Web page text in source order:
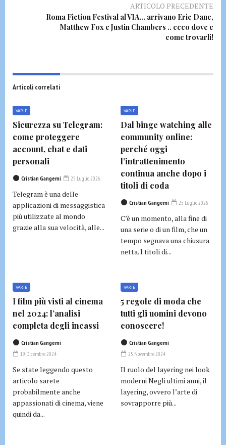
ARTICOLO PRECEDENTE
Roma Fiction Festival al VIA… arrivano Eric Dane,
Matthew Fox e Justin Chambers .. ecco dove e
come trovarli!
Articoli correlati
VARIE
Sicurezza su Telegram:
come proteggere
account, chat e dati
personali
Cristian Gangemi 25 Luglio 2026
Telegram è una delle
applicazioni di messaggistica
più utilizzate al mondo
grazie alla sua velocità, alle...
VARIE
Dal binge watching alle
community online:
perché oggi
l’intrattenimento
continua anche dopo i
titoli di coda
Cristian Gangemi 25 Luglio 2026
C’è un momento, alla fine di
una serie o di un film, che un
tempo segnava una chiusura
netta. I titoli di...
VARIE
I film più visti al cinema
nel 2024: l’analisi
completa degli incassi
Cristian Gangemi
19 Dicembre 2024
Se state leggendo questo
articolo sarete
probabilmente anche
appassionati di cinema, viene
quindi da...
VARIE
5 regole di moda che
tutti gli uomini devono
conoscere!
Cristian Gangemi
25 Novembre 2024
Il ruolo del layering nei look
moderni Negli ultimi anni, il
layering, ovvero l’arte di
sovrapporre più...